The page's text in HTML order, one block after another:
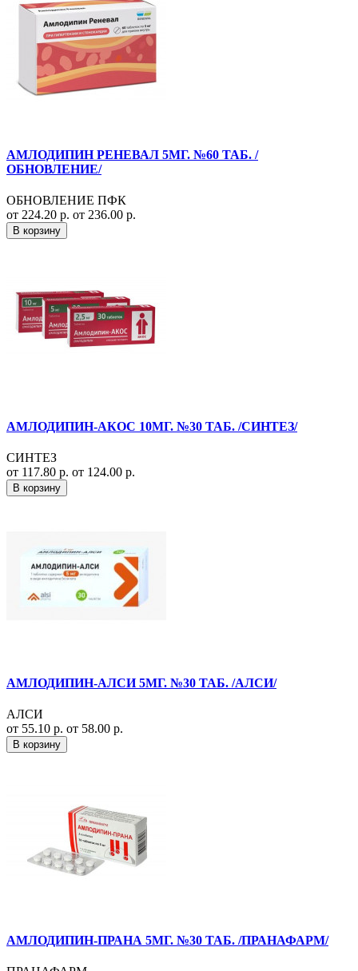
АМЛОДИПИН РЕНЕВАЛ 5МГ. №60 ТАБ. /
ОБНОВЛЕНИЕ/
ОБНОВЛЕНИЕ ПФК
от 224.20 р. от 236.00 р.
В корзину
АМЛОДИПИН-АКОС 10МГ. №30 ТАБ. /СИНТЕЗ/
СИНТЕЗ
от 117.80 р. от 124.00 р.
В корзину
АМЛОДИПИН-АЛСИ 5МГ. №30 ТАБ. /АЛСИ/
АЛСИ
от 55.10 р. от 58.00 р.
В корзину
АМЛОДИПИН-ПРАНА 5МГ. №30 ТАБ. /ПРАНАФАРМ/